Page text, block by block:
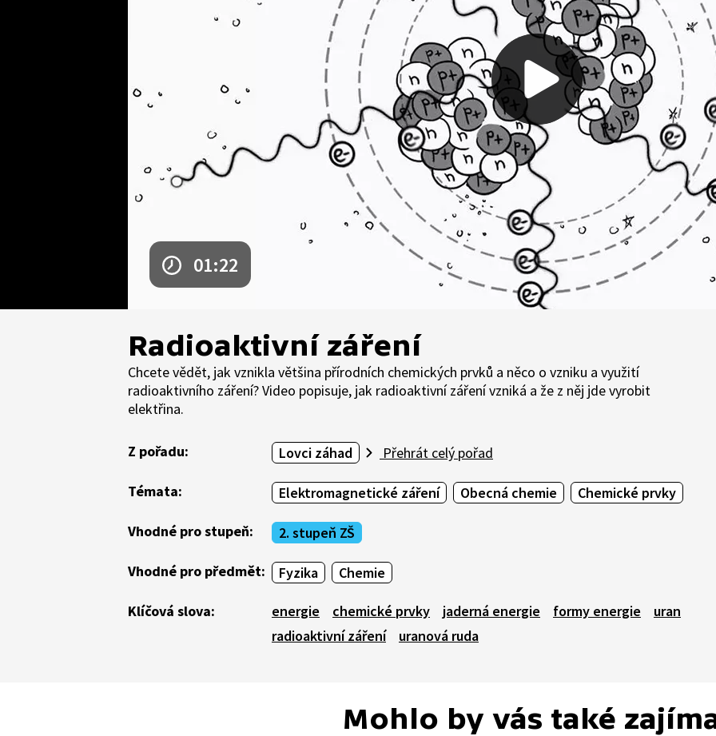
01:22
Radioaktivní záření
Chcete vědět, jak vznikla většina přírodních chemických prvků a něco o vzniku a využití
radioaktivního záření? Video popisuje, jak radioaktivní záření vzniká a že z něj jde vyrobit
elektřina.
Z pořadu: Lovci záhad Přehrát celý pořad
Témata: Elektromagnetické záření Obecná chemie Chemické prvky
Vhodné pro stupeň: 2. stupeň ZŠ
Vhodné pro předmět: Fyzika Chemie
Klíčová slova: energie chemické prvky jaderná energie formy energie
uran
radioaktivní záření
uranová ruda
Mohlo by vás také